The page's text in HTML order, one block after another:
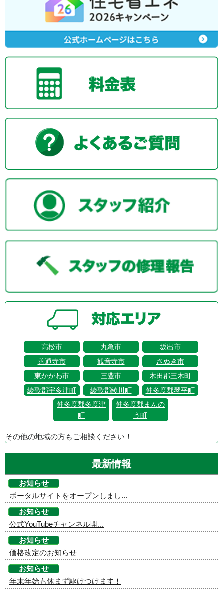
高松市 丸亀市
坂出市
善通寺市
観音寺市
さぬき市
東かがわ市
三豊市
木田郡三木町
綾歌郡宇多津町
綾歌郡綾川町
仲多度郡琴平町
仲多度郡多度津
町
仲多度郡まんの
う町
その他の地域の方もご相談ください！
最新情報
お知らせ
ポータルサイトをオープンしまし...
お知らせ
公式YouTubeチャンネル開...
お知らせ
価格改定のお知らせ
お知らせ
年末年始も休まず駆けつけます！